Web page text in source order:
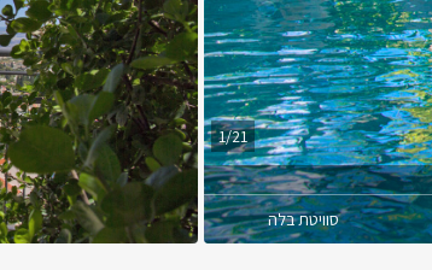
1/21
סוויטת בלה